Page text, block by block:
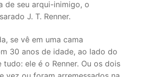
de seu arqui-inimigo, o
J. T. Renner.
se vê em uma cama
30 anos de idade, ao lado do
ele é o Renner. Ou os dois